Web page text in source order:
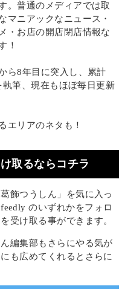
。普通のメディアでは取
マニアックなニュース・
・お店の開店閉店情報な
！
ら8年目に突入し、累計
筆、現在もほぼ毎日更新
エリアのネタも！
取るならコチラ
飾つうしん」を気に入っ
のいずれかをフォロ
受け取る事ができます。
編集部もさらにやる気が
も広めてくれるとさらに